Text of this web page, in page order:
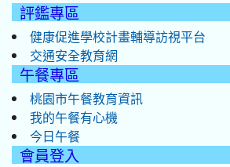
評鑑專區
健康促進學校計畫輔導訪視平台
交通安全教育網
午餐專區
桃園市午餐教育資訊
我的午餐有心機
今日午餐
會員登入